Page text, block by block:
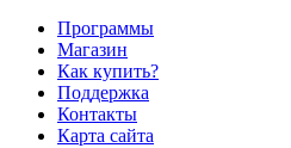
Программы
Магазин
Как купить?
Поддержка
Контакты
Карта сайта